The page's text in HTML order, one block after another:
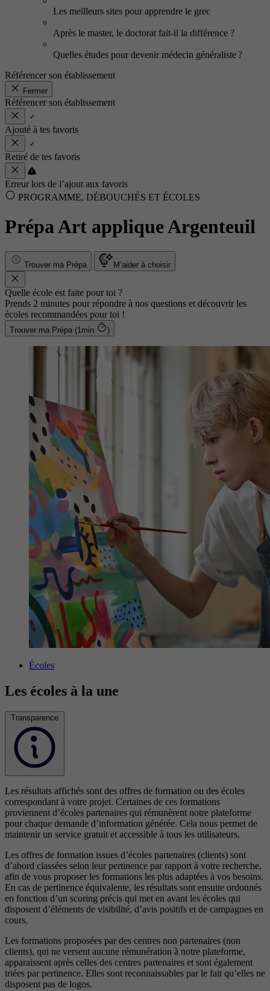
Les meilleurs sites pour apprendre le grec
Après le master, le doctorat fait-il la différence ?
Quelles études pour devenir médecin généraliste ?
Référencer son établissement
Fermer
Référencer son établissement
Ajouté à tes favoris
Retiré de tes favoris
Erreur lors de l’ajout aux favoris
PROGRAMME, DÉBOUCHÉS ET ÉCOLES
Prépa Art applique Argenteuil
Trouver ma Prépa M’aider à choisir
Quelle école est faite pour toi ?
Prends 2 minutes pour répondre à nos questions et découvrir les
écoles recommandées pour toi !
Trouver ma Prépa (1min )
Écoles
Les écoles à la une
Transparence
Les résultats affichés sont des offres de formation ou des écoles
correspondant à votre projet. Certaines de ces formations
proviennent d’écoles partenaires qui rémunèrent notre plateforme
pour chaque demande d’information générée. Cela nous permet de
maintenir un service gratuit et accessible à tous les utilisateurs.
Les offres de formation issues d’écoles partenaires (clients) sont
d’abord classées selon leur pertinence par rapport à votre recherche,
afin de vous proposer les formations les plus adaptées à vos besoins.
En cas de pertinence équivalente, les résultats sont ensuite ordonnés
en fonction d’un scoring précis qui met en avant les écoles qui
disposent d’éléments de visibilité, d’avis positifs et de campagnes en
cours.
Les formations proposées par des centres non partenaires (non
clients), qui ne versent aucune rémunération à notre plateforme,
apparaissent après celles des centres partenaires et sont également
triées par pertinence. Elles sont reconnaissables par le fait qu’elles ne
disposent pas de logos.